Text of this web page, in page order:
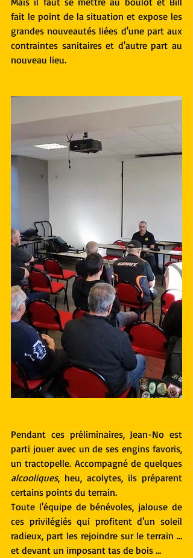
fait le point de la situation et expose les
grandes nouveautés liées d'une part aux
contraintes sanitaires et d'autre part au
nouveau lieu.
Pendant ces préliminaires, Jean-No est
parti jouer avec un de ses engins favoris,
alcooliques, heu, acolytes, ils préparent
certains points du terrain.
Toute l'équipe de bénévoles, jalouse de
ces privilégiés qui profitent d'un soleil
radieux, part les rejoindre sur le terrain …
et devant un imposant tas de bois …